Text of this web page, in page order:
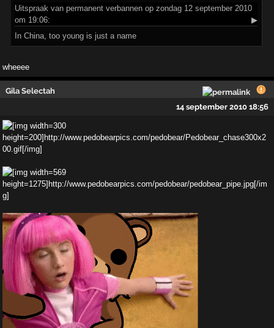
Uitspraak van permanent verbannen op zondag 12 september 2010
om 19:06:
▶
In China, too young is just a name
wheeee
Gila Selectah
14 september 2010 18:56